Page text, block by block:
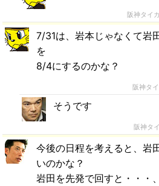
阪神タイ
7/31は、岩本じゃなくて岩
を
8/4にするのかな？
阪神タイ
そうです
阪神タ
今後の日程を考えると、岩
いのかな？
岩田を先発で回すと・・・